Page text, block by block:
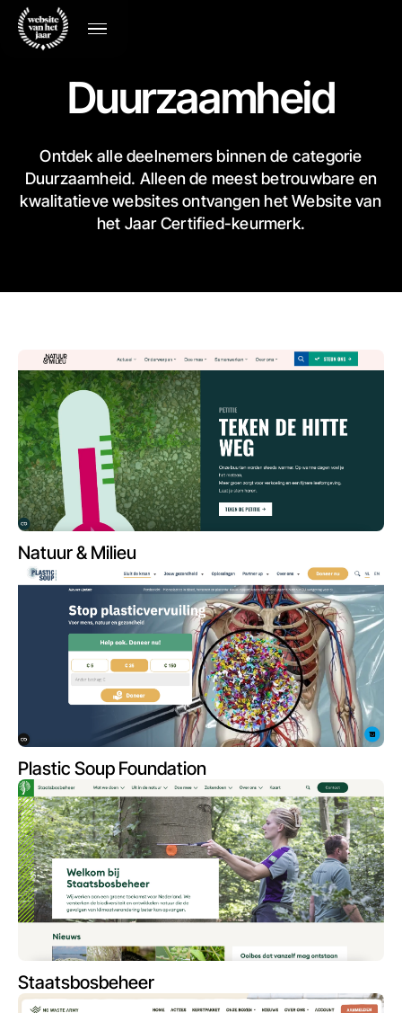
Duurzaamheid
Ontdek alle deelnemers binnen de categorie
Duurzaamheid. Alleen de meest betrouwbare en
kwalitatieve websites ontvangen het Website van
het Jaar Certified-keurmerk.
Natuur & Milieu
Plastic Soup Foundation
Staatsbosbeheer